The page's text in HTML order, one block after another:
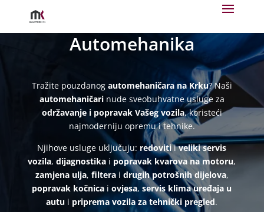
Automehanika
Tražite pouzdanog automehaničara na Krku? Naši
automehaničarinude sveobuhvatne usluge za
održavanje i popravak Vašeg vozila, koristeći
najmoderniju opremu i tehnike.
Njihove usluge uključuju:redovitiiveliki servis
vozila,dijagnostika i popravak kvarova na motoru,
zamjena ulja, filterai drugih potrošnih dijelova,
popravak kočnica iovjesa, servis klima uređaja u
autu i priprema vozila za tehnički pregled.